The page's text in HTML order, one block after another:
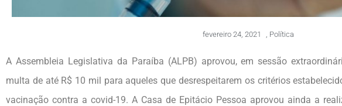
fevereiro 24, 2021 Política
A Assembleia Legislativa da Paraíba (ALPB) aprovou, em sessão
multa de até R$ 10 mil para aqueles que desrespeitarem os critérios
vacinação contra a covid-19. A Casa de Epitácio Pessoa aprovou ainda a